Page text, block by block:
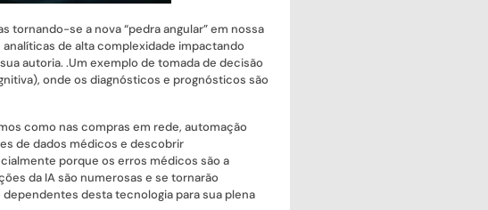
se a nova “pedra angular” em nossa
de alta complexidade impactando
autoria. .Um exemplo de tomada de decisão
onde os diagnósticos e prognósticos são
como nas compras em rede, automação
de dados médicos e descobrir
porque os erros médicos são a
da IA ​​são numerosas e se tornarão
desta tecnologia para sua plena